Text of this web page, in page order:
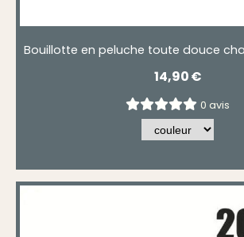
Bouillotte en peluche toute douce
14,90€
0 avis